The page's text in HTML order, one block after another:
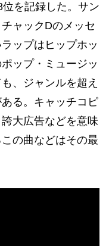
を記録した。サン
ャックDのメッセ
ップはヒップホッ
ップ・ミュージッ
、ジャンルを超え
る。キャッチコピ
大広告などを意味
の曲などはその最